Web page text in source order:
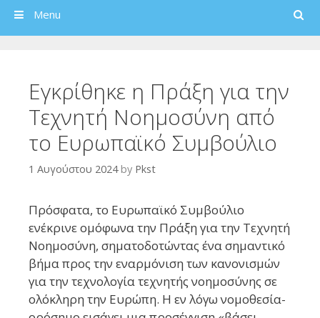
Search
Menu
Εγκρίθηκε η Πράξη για την
Τεχνητή Νοημοσύνη από
το Ευρωπαϊκό Συμβούλιο
1 Αυγούστου 2024 by Pkst
Πρόσφατα, το Ευρωπαϊκό Συμβούλιο
ενέκρινε ομόφωνα την Πράξη για την Τεχνητή
Νοημοσύνη, σηματοδοτώντας ένα σημαντικό
βήμα προς την εναρμόνιση των κανονισμών
για την τεχνολογία τεχνητής νοημοσύνης σε
ολόκληρη την Ευρώπη. Η εν λόγω νομοθεσία-